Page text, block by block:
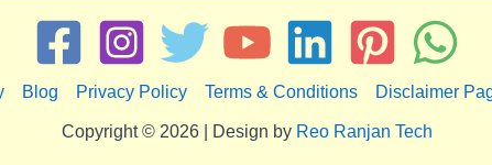
Blog Privacy Policy Terms & Conditions Disclaimer
Copyright © 2026 | Design by Reo Ranjan Tech